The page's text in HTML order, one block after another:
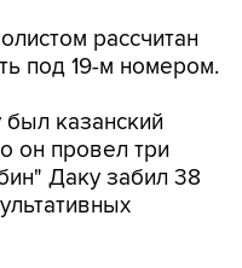
рассчитан
под 19-м номером.
казанский
он провел три
Даку забил 38